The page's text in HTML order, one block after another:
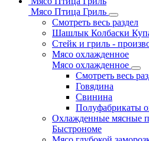
Мясо Птица Гриль
Смотреть весь раздел
Шашлык Колбаски
Стейк и гриль -
Мясо охлажденное
Мясо охлажденное
Смотреть весь
Говядина
Свинина
Полуфабрикаты
Охлажденные мясные
Быстрономе